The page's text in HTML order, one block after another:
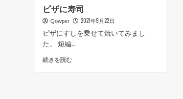
ピザに寿司
Qowper 2021年9月22日
ピザにすしを乗せて焼いてみまし
た。 短編...
続きを読むピ